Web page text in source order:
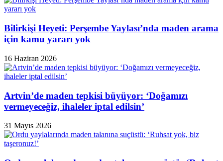
Bilirkişi Heyeti: Perşembe Yaylası’nda maden arama
için kamu yararı yok
16 Haziran 2026
Artvin’de maden tepkisi büyüyor: ‘Doğamızı
vermeyeceğiz, ihaleler iptal edilsin’
31 Mayıs 2026